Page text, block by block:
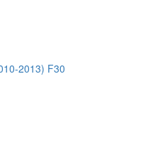
2013) F30